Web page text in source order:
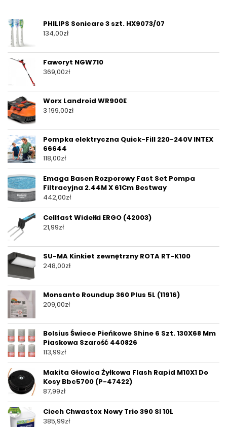
PHILIPS Sonicare 3 szt. HX9073/07
134,00zł
Faworyt NGW710
369,00zł
Worx Landroid WR900E
3 199,00zł
Pompka elektryczna Quick-Fill 220-240V INTEX
66644
118,00zł
Emaga Basen Rozporowy Fast Set Pompa
Filtracyjna 2.44M X 61Cm Bestway
442,00zł
Cellfast Widełki ERGO (42003)
21,99zł
SU-MA Kinkiet zewnętrzny ROTA RT-K100
248,00zł
Monsanto Roundup 360 Plus 5L (11916)
209,00zł
Bolsius Świece Pieńkowe Shine 6 Szt. 130X68 Mm
Piaskowa Szarość 440826
113,99zł
Makita Głowica Żyłkowa Flash Rapid M10X1 Do
Kosy Bbc5700 (P-47422)
87,99zł
Ciech Chwastox Nowy Trio 390 Sl 10L
385,99zł